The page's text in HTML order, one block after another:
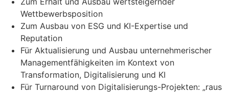
Wettbewerbsposition
Zum Ausbau von ESG und KI-Expertise und
Reputation
Für Aktualisierung und Ausbau unternehmerischer
Managementfähigkeiten im Kontext von
Transformation, Digitalisierung und KI
Für Turnaround von Digitalisierungs-Projekten: „raus